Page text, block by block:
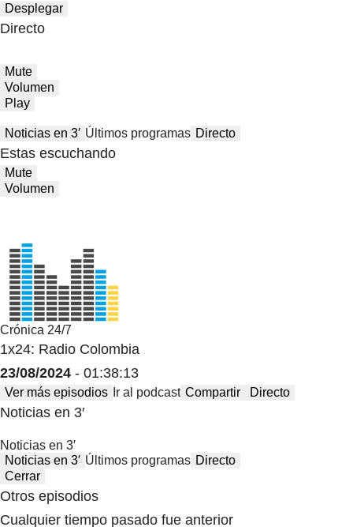
Desplegar
Directo
Mute
Volumen
Play
Noticias en 3′ Últimos programas Directo
Estas escuchando
Mute
Volumen
Crónica 24/7
1x24: Radio Colombia
23/08/2024 - 01:38:13
Ver más episodios Ir al podcast Compartir Directo
Noticias en 3′
Noticias en 3′
Noticias en 3′ Últimos programas Directo
Cerrar
Otros episodios
Cualquier tiempo pasado fue anterior